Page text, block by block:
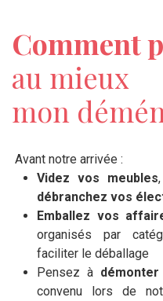
Comment
au mieux
mon
Avant notre arrivée :
Videz vos meubles
débranchez vos
Emballez vos
organisés par
faciliter le déballage
Pensez à
convenu lors de